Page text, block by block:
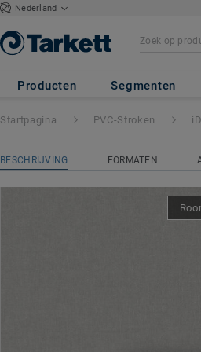
Nederland
Producten Segmenten
iD Square Loose-
Startpagina PVC-Stroken
BESCHRIJVING FORMATEN